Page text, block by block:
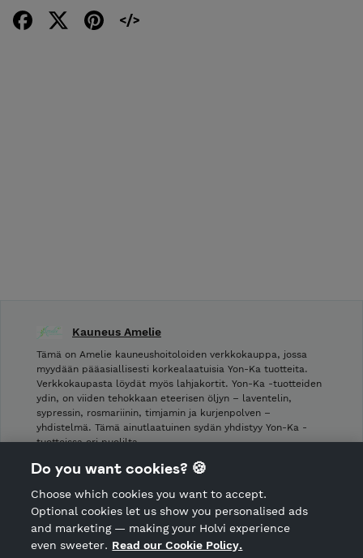
Kauneus Amelie
Tämä on Amelie kauneushoitoloiden verkkokauppa, jossa
myydään pääasiallisesti korkealaatuisia Yon-Ka tuotteita.
Verkkokaupasta löydät myös lahjakortit. Yon-Ka -tuotteiden
ydin, on viiden tehokkaan eteerisen öljyn – laventelin,
sypressin, rosmariinin, timjamin ja kurjenpolven –
yhdistelmä. Tämä ainutlaatuinen sydän yhdistyy Yon-Ka -
tuotteissa eri puolilta …
Shop Terms and Conditions
CANCEL ORDER
Do you want cookies? 🍪
Choose which cookies you want to accept.
Optional cookies let us show you personalised ads
and marketing — making your Holvi experience
even sweeter. Read our Cookie Policy.